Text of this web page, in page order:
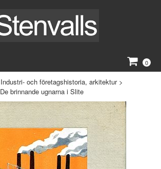
0
Industri- och företagshistoria, arkitektur>
De brinnande ugnarna i Slite